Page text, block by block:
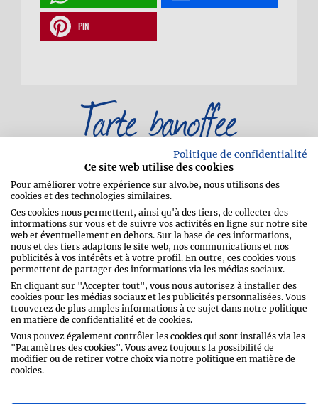
PIN
Tarte banoffee
Tapissez le fond d’un moule à charnière
de 20 cm de diamètre avec du papier
cuisson.
Réduisez les biscuits en miettes fines.
Faites fondre le beurre à feu doux et
mélangez-le aux miettes. Étalez le
mélange dans le fond du moule et tassez
Politique de confidentialité
Ce site web utilise des cookies
Pour améliorer votre expérience sur alvo.be, nous utilisons des
cookies et des technologies similaires.
Ces cookies nous permettent, ainsi qu'à des tiers, de collecter des
informations sur vous et de suivre vos activités en ligne sur notre site
web et éventuellement en dehors. Sur la base de ces informations,
nous et des tiers adaptons le site web, nos communications et nos
publicités à vos intérêts et à votre profil. En outre, ces cookies vous
permettent de partager des informations via les médias sociaux.
En cliquant sur "Accepter tout", vous nous autorisez à installer des
cookies pour les médias sociaux et les publicités personnalisées. Vous
trouverez de plus amples informations à ce sujet dans notre politique
en matière de confidentialité et de cookies.
Vous pouvez également contrôler les cookies qui sont installés via les
"Paramètres des cookies". Vous avez toujours la possibilité de
modifier ou de retirer votre choix via notre politique en matière de
cookies.